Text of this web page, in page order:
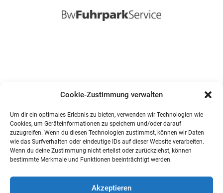
Cookie-Zustimmung verwalten
Um dir ein optimales Erlebnis zu bieten, verwenden wir Technologien wie
Cookies, um Geräteinformationen zu speichern und/oder darauf
zuzugreifen. Wenn du diesen Technologien zustimmst, können wir Daten
wie das Surfverhalten oder eindeutige IDs auf dieser Website verarbeiten.
Wenn du deine Zustimmung nicht erteilst oder zurückziehst, können
bestimmte Merkmale und Funktionen beeinträchtigt werden.
Akzeptieren